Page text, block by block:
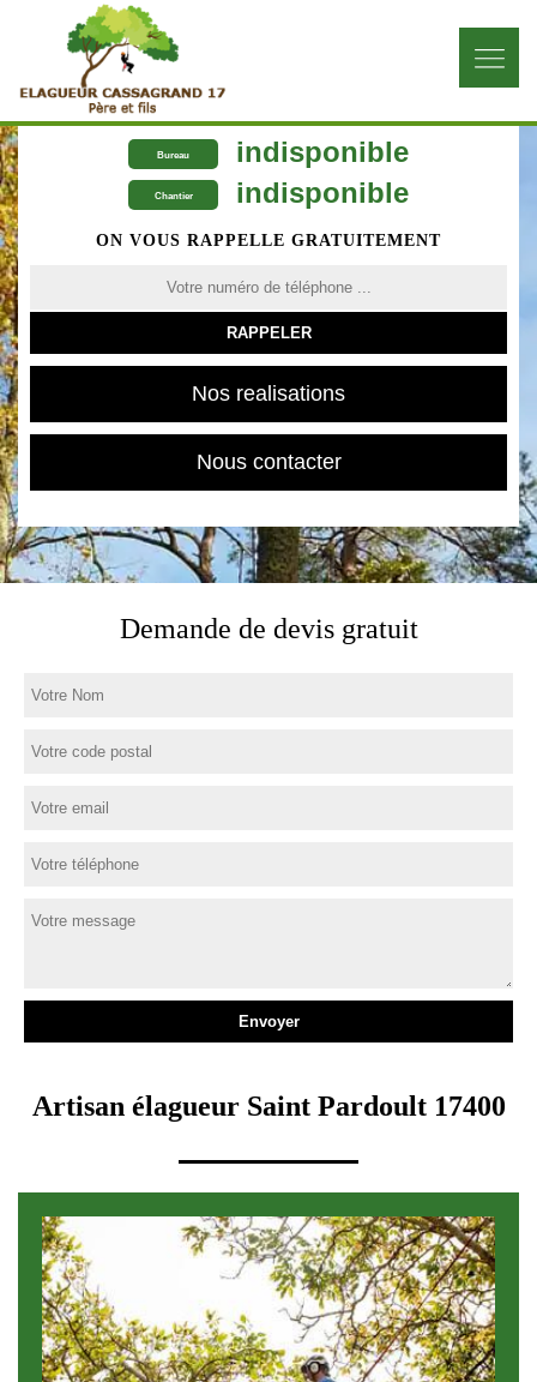
Bureau indisponible
Chantier indisponible
ON VOUS RAPPELLE GRATUITEMENT
Nos realisations
Nous contacter
Demande de devis gratuit
Artisan élagueur Saint Pardoult 17400